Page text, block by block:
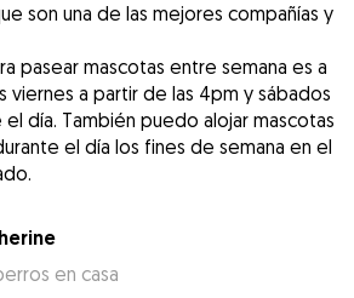
son una de las mejores compañías y
pasear mascotas entre semana es a
viernes a partir de las 4pm y sábados
día. También puedo alojar mascotas
el día los fines de semana en el
en casa